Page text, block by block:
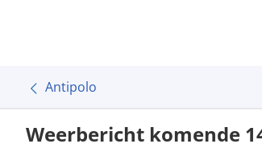
Antipolo
Weerbericht komende